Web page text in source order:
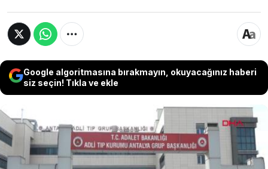
Google algoritmasına bırakmayın, okuyacağınız haberi
siz seçin! Tıkla ve ekle
Antalya'nın Kemer ilçesinde bariyere